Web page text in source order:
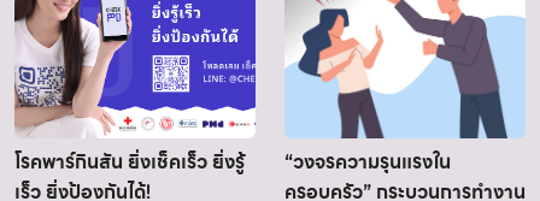
โรคพาร์กินสัน ยิ่งเช็คเร็ว ยิ่งรู้
เร็ว ยิ่งป้องกันได้!
“วงจรความรุนแรงใน
ครอบครัว” กระบวนการทำงาน